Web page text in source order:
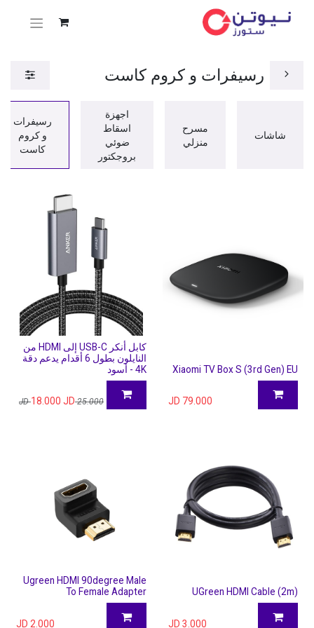
رسيفرات و كروم كاست
شاشات
مسرح
منزلي
اجهزة
اسقاط
ضوئي
بروجكتور
رسيفرات
و كروم
كاست
Xiaomi TV Box S (3rd Gen) EU
79.000
كابل أنكر USB-C إلى HDMI من
النايلون بطول 6 أقدام يدعم دقة
4K - أسود
25.000
JD
18.000 JD
UGreen HDMI Cable (2m)
3.000
Ugreen HDMI 90degree Male
To Female Adapter
2.000